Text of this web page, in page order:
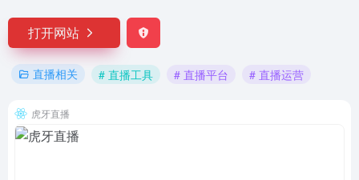
打开网站
直播相关 # 直播工具 # 直播平台 # 直播运营
虎牙直播